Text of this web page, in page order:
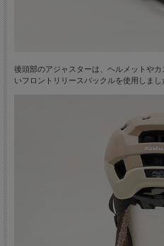
後頭部のアジャスターは、ヘルメットや
いフロントリリースバックルを使用しまし